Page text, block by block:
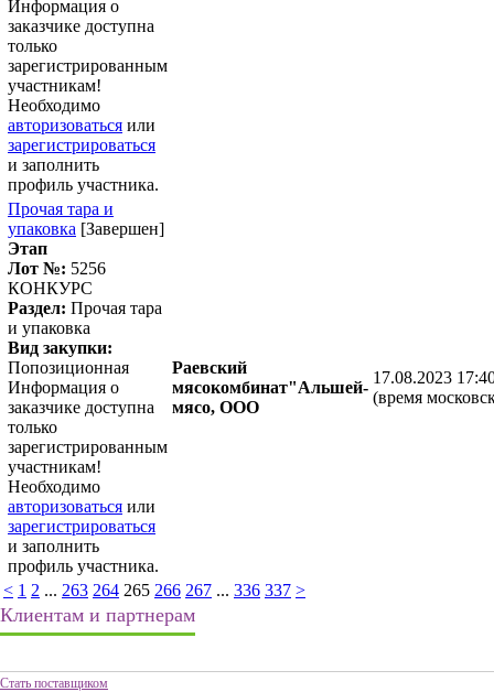
< 1 2 ... 263 264 265 266 267 ... 336 337 >
Информация о
заказчике доступна
только
зарегистрированным
участникам!
Необходимо
авторизоваться или
зарегистрироваться
и заполнить
профиль участника.
Прочая тара и
упаковка [Завершен]
Этап
Лот №: 5256
КОНКУРС
Раздел: Прочая тара
и упаковка
Вид закупки:
Попозиционная
Информация о
заказчике доступна
только
зарегистрированным
участникам!
Необходимо
авторизоваться или
зарегистрироваться
и заполнить
профиль участника.
Раевский
мясокомбинат"Альшей-
мясо, ООО
17.08.2023
(время
Клиентам и партнерам
Стать поставщиком